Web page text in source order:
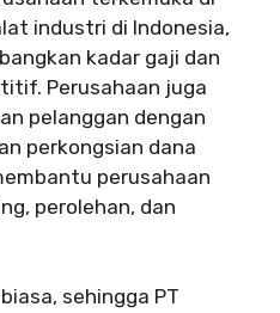
industri di Indonesia,
kadar gaji dan
Perusahaan juga
pelanggan dengan
perkongsian dana
perusahaan
perolehan, dan
sehingga PT